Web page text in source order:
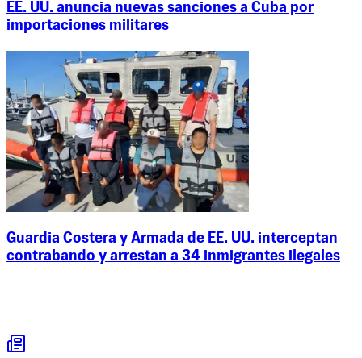
EE. UU. anuncia nuevas sanciones a Cuba por
importaciones militares
Guardia Costera y Armada de EE. UU. interceptan
contrabando y arrestan a 34 inmigrantes ilegales